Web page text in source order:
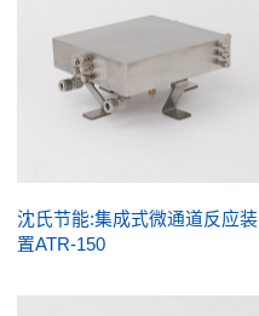
沈氏节能:集成式微通道反应装
置ATR-150